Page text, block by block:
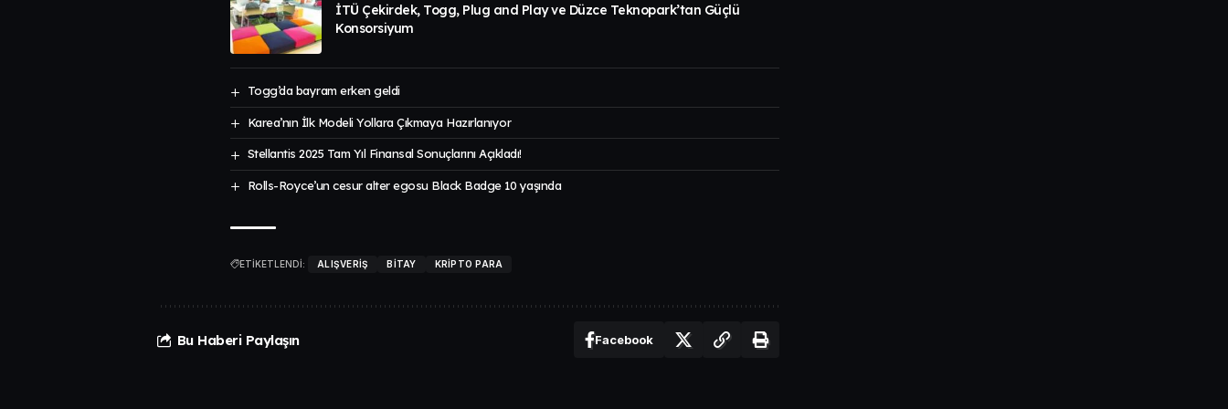
İTÜ Çekirdek, Togg, Plug and Play ve Düzce Teknopark’tan Güçlü
Konsorsiyum
Togg’da bayram erken geldi
Karea’nın İlk Modeli Yollara Çıkmaya Hazırlanıyor
Stellantis 2025 Tam Yıl Finansal Sonuçlarını Açıkladı!
Rolls-Royce’un cesur alter egosu Black Badge 10 yaşında
ETİKETLENDİ: ALIŞVERIŞ BITAY KRIPTO PARA
Bu Haberi Paylaşın Facebook